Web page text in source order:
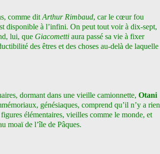
comme dit Arthur Rimbaud, car le cœur fou
disponible à l’infini. On peut tout voir à dix-sept,
lui, que Giacometti aura passé sa vie à fixer
des êtres et des choses au-delà de laquelle
dormant dans une vieille camionnette, Otani
génésiaques, comprend qu’il n’y a rien
élémentaires, vieilles comme le monde, et
moaï de l’île de Pâques.